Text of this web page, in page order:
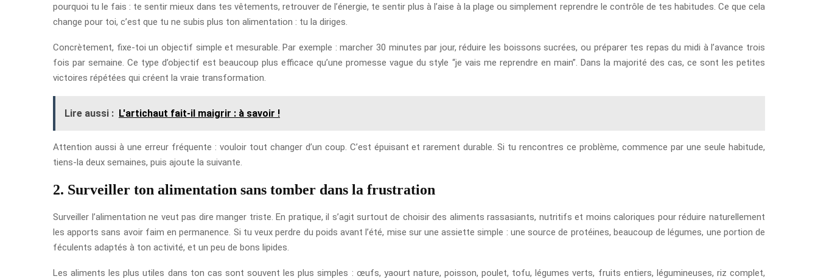
pourquoi tu le fais : te sentir mieux dans tes vêtements, retrouver de l’énergie, te sentir plus à l’aise à la plage ou simplement reprendre le contrôle de tes habitudes. Ce que cela
change pour toi, c’est que tu ne subis plus ton alimentation : tu la diriges.
Concrètement, fixe-toi un objectif simple et mesurable. Par exemple : marcher 30 minutes par jour, réduire les boissons sucrées, ou préparer tes repas du midi à l’avance trois
fois par semaine. Ce type d’objectif est beaucoup plus efficace qu’une promesse vague du style “je vais me reprendre en main”. Dans la majorité des cas, ce sont les petites
victoires répétées qui créent la vraie transformation.
Lire aussi : L'artichaut fait-il maigrir : à savoir !
Attention aussi à une erreur fréquente : vouloir tout changer d’un coup. C’est épuisant et rarement durable. Si tu rencontres ce problème, commence par une seule habitude,
tiens-la deux semaines, puis ajoute la suivante.
2. Surveiller ton alimentation sans tomber dans la frustration
Surveiller l’alimentation ne veut pas dire manger triste. En pratique, il s’agit surtout de choisir des aliments rassasiants, nutritifs et moins caloriques pour réduire naturellement
les apports sans avoir faim en permanence. Si tu veux perdre du poids avant l’été, mise sur une assiette simple : une source de protéines, beaucoup de légumes, une portion de
féculents adaptés à ton activité, et un peu de bons lipides.
Les aliments les plus utiles dans ton cas sont souvent les plus simples : œufs, yaourt nature, poisson, poulet, tofu, légumes verts, fruits entiers, légumineuses, riz complet,